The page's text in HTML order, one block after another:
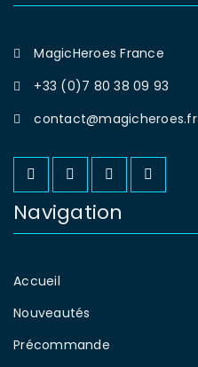
MagicHeroes France
+33 (0)7 80 38 09 93
contact@magicheroes.fr
Navigation
Accueil
Nouveautés
Précommande